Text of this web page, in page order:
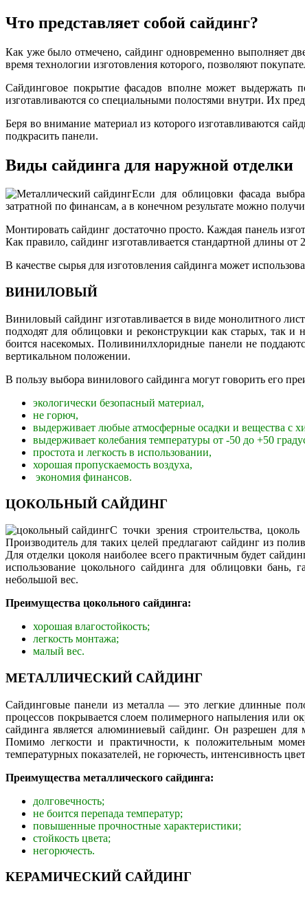
Что представляет собой сайдинг?
Как уже было отмечено, сайдинг одновременно выполняет
время технологии изготовления которого, позволяют
Сайдинговое покрытие фасадов вполне может выдержать
изготавливаются со специальными полостями внутри. Их
Беря во внимание материал из которого изготавливаются
подкрасить панели.
Виды сайдинга для наружной отделки
Если для облицовки фасада
затратной по финансам, а в конечном результате можно
Монтировать сайдинг достаточно просто. Каждая панель
Как правило, сайдинг изготавливается стандартной длины
В качестве сырья для изготовления сайдинга может
ВИНИЛОВЫЙ
Виниловый сайдинг изготавливается в виде монолитного
подходят для облицовки и реконструкции как старых, так и
боится насекомых. Поливинилхлоридные панели не
вертикальном положении.
В пользу выбора винилового сайдинга могут говорить его
экологически безопасный материал,
не горюч,
выдерживает любые атмосферные осадки и вещества с
выдерживает колебания температуры от -50 до +50
простота и легкость в использовании,
хорошая пропускаемость воздуха,
экономия финансов.
ЦОКОЛЬНЫЙ САЙДИНГ
С точки зрения строительства,
Производитель для таких целей предлагают сайдинг из
Для отделки цоколя наиболее всего практичным будет
использование цокольного сайдинга для облицовки
небольшой вес.
Преимущества цокольного сайдинга:
хорошая влагостойкость;
легкость монтажа;
малый вес.
МЕТАЛЛИЧЕСКИЙ САЙДИНГ
Сайдинговые панели из металла — это легкие длинные
процессов покрывается слоем полимерного напыления или
сайдинга является алюминиевый сайдинг. Он разрешен
Помимо легкости и практичности, к положительным
температурных показателей, не горючесть, интенсивность
Преимущества металлического сайдинга:
долговечность;
не боится перепада температур;
повышенные прочностные характеристики;
стойкость цвета;
негорючесть.
КЕРАМИЧЕСКИЙ САЙДИНГ